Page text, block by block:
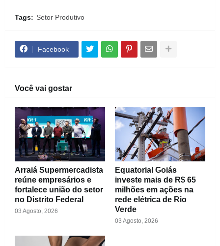
Tags: Setor Produtivo
Facebook
Você vai gostar
Arraiá Supermercadista
reúne empresários e
fortalece união do setor
no Distrito Federal
03 Agosto, 2026
Equatorial Goiás
investe mais de R$ 65
milhões em ações na
rede elétrica de Rio
Verde
03 Agosto, 2026